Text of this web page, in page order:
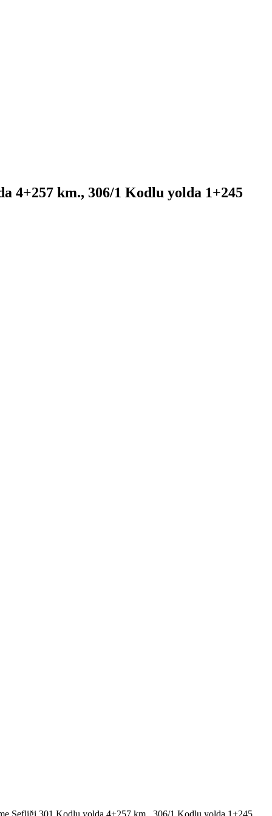
4+257 km., 306/1 Kodlu yolda 1+245